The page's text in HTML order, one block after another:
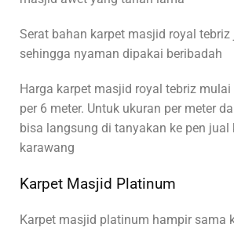
Serat bahan karpet masjid royal
sehingga nyaman dipakai beribadah
Harga karpet masjid royal tebriz mulai
per 6 meter. Untuk ukuran per meter
bisa langsung di tanyakan ke pen jual
karawang
Karpet Masjid Platinum
Karpet masjid platinum hampir sama